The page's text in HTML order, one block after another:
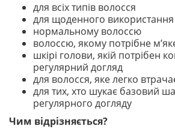
для всіх типів волосся
для щоденного використання
нормальному волоссю
волоссю, якому потрібне
шкірі голови, якій потрібен
регулярний догляд
для волосся, яке легко
для тих, хто шукає базовий
регулярного догляду
Чим відрізняється?